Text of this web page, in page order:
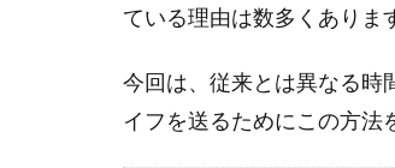
ている理由は数多くありま
今回は、従来とは異なる時
イフを送るためにこの方法